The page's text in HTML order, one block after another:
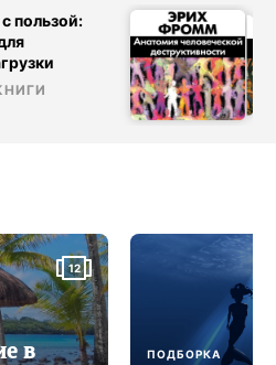
пользой:
12
в
ПОДБОРКА